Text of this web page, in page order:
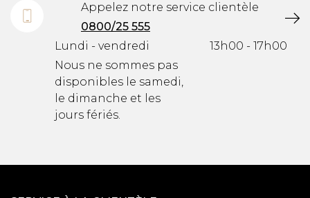
Appelez notre service clientèle
0800/25 555
Lundi - vendredi
Nous ne sommes pas
disponibles le samedi,
le dimanche et les
jours fériés.
13h00 - 17h00